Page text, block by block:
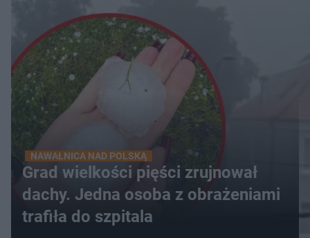
NAWAŁNICA NAD POLSKĄ
Grad wielkości pięści zrujnował
dachy. Jedna osoba z obrażeniami
trafiła do szpitala